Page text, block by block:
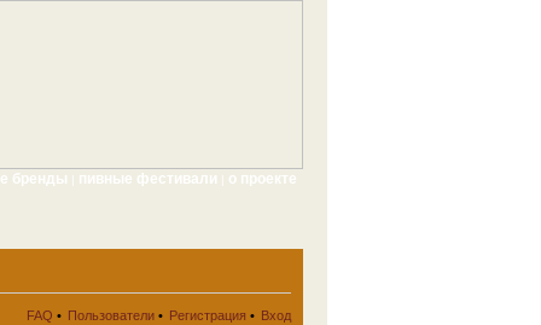
бренды пивные фестивали о проекте
FAQ • Пользователи • Регистрация • Вход